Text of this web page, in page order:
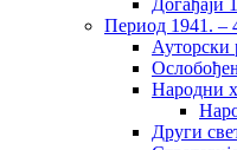
Догађаји
Период 1941. –
Ауторски
Народни
Други